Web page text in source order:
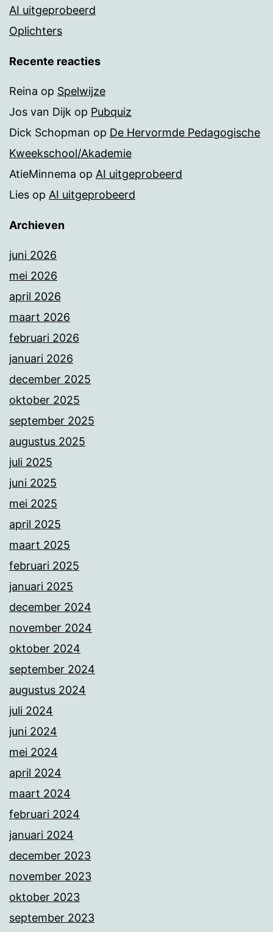
AI uitgeprobeerd
Oplichters
Recente reacties
Reina op Spelwijze
Jos van Dijk op Pubquiz
Dick Schopman op De Hervormde Pedagogische
Kweekschool/Akademie
AtieMinnema op AI uitgeprobeerd
Lies op AI uitgeprobeerd
Archieven
juni 2026
mei 2026
april 2026
maart 2026
februari 2026
januari 2026
december 2025
oktober 2025
september 2025
augustus 2025
juli 2025
juni 2025
mei 2025
april 2025
maart 2025
februari 2025
januari 2025
december 2024
november 2024
oktober 2024
september 2024
augustus 2024
juli 2024
juni 2024
mei 2024
april 2024
maart 2024
februari 2024
januari 2024
december 2023
november 2023
oktober 2023
september 2023